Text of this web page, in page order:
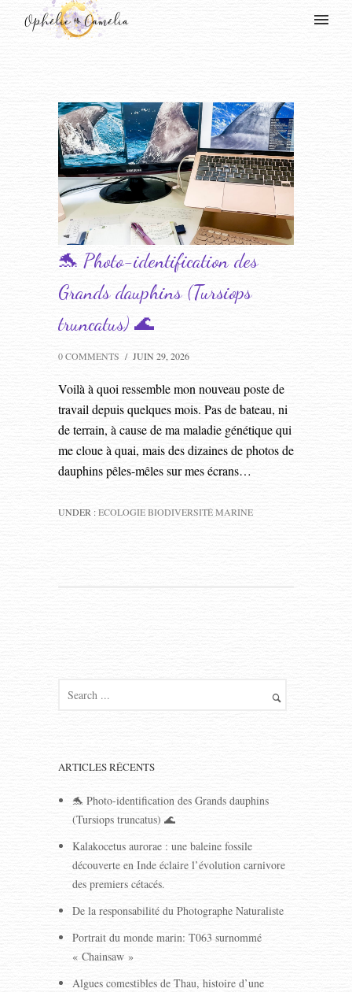
🐬 Photo-identification des
Grands dauphins (Tursiops
truncatus) 🌊
0 COMMENTS / JUIN 29, 2026
Voilà à quoi ressemble mon nouveau poste de
travail depuis quelques mois. Pas de bateau, ni
de terrain, à cause de ma maladie génétique qui
me cloue à quai, mais des dizaines de photos de
dauphins pêles-mêles sur mes écrans…
UNDER :ECOLOGIE BIODIVERSITÉ MARINE
ARTICLES RÉCENTS
🐬 Photo-identification des Grands dauphins
(Tursiops truncatus) 🌊
Kalakocetus aurorae : une baleine fossile
découverte en Inde éclaire l’évolution carnivore
des premiers cétacés.
De la responsabilité du Photographe Naturaliste
Portrait du monde marin: T063 surnommé
« Chainsaw »
Algues comestibles de Thau, histoire d’une